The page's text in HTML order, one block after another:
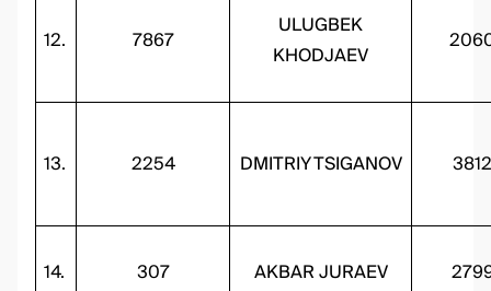
12. 7867
ULUGBEK
KHODJAEV
13. 2254 DMITRIY TSIGANOV 3812
14. 307 AKBAR JURAEV